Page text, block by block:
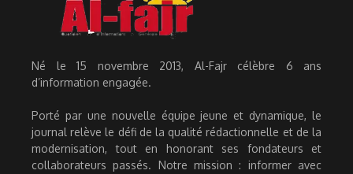
Né le 15 novembre 2013, Al-Fajr célèbre 6 ans
d’information engagée.
Porté par une nouvelle équipe jeune et dynamique, le
journal relève le défi de la qualité rédactionnelle et de la
modernisation, tout en honorant ses fondateurs et
collaborateurs passés. Notre mission : informer avec